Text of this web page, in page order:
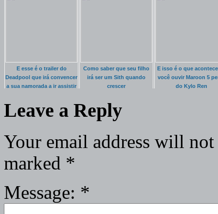
E esse é o trailer do
Deadpool que irá convencer
a sua namorada a ir assistir
Como saber que seu filho
irá ser um Sith quando
crescer
E isso é o que
você ouvir Maroon 5
do Kylo Ren
Leave a Reply
Your email address will
marked *
Message: *